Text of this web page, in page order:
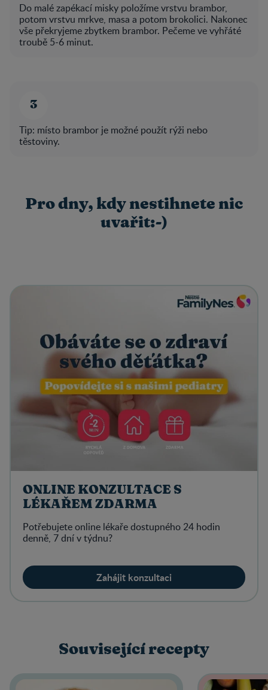
Do malé zapékací misky položíme vrstvu brambor,
potom vrstvu mrkve, masa a potom brokolici. Nakonec
vše překryjeme zbytkem brambor. Pečeme ve vyhřáté
troubě 5-6 minut.
Tip: místo brambor je možné použít rýži nebo
těstoviny.
Pro dny, kdy nestihnete nic
uvařit:-)
ONLINE KONZULTACE S
LÉKAŘEM ZDARMA
Potřebujete online lékaře dostupného 24 hodin
denně, 7 dní v týdnu?
Zahájit konzultaci
Související recepty